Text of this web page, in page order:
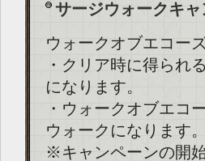
サージウォークキャ
ウォークオブエコー
・クリア時に得られ
になります。
・ウォークオブエコ
ウォークになります。
※キャンペーンの開